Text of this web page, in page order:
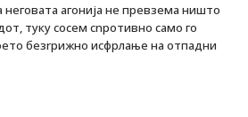
неговата агонија не превзема ништо
туку сосем сnротивно само го
безrрижно исфрлање на отпадни